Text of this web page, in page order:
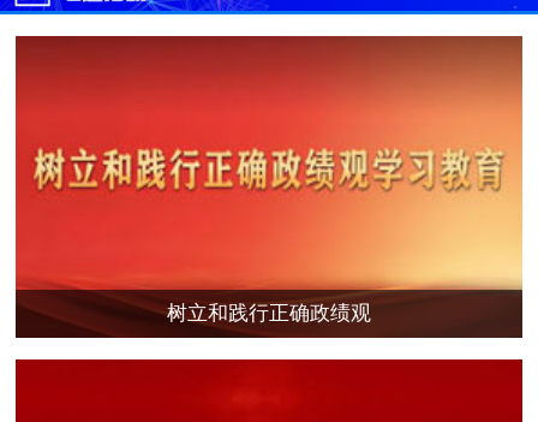
树立和践行正确政绩观